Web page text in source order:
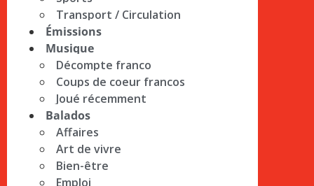
Transport / Circulation
Émissions
Musique
Décompte franco
Coups de coeur francos
Joué récemment
Balados
Affaires
Art de vivre
Bien-être
Emploi